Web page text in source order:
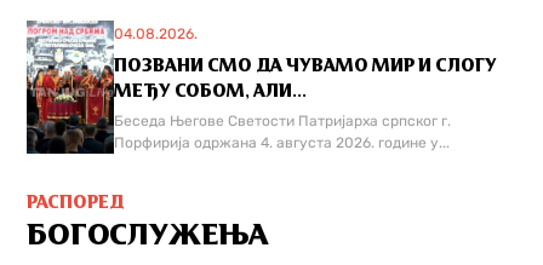
04.08.2026.
ПОЗВАНИ СМО ДА ЧУВАМО МИР И СЛОГУ
МЕЂУ СОБОМ, АЛИ...
Беседа Његове Светости Патријарха српског г.
Порфирија одржана 4. августа 2026. године у...
РАСПОРЕД
БОГОСЛУЖЕЊА